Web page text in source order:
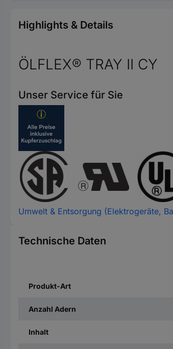
Highlights & Details
ÖLFLEX® TRAY II CY
Unser Service für Sie
Umwelt & Entsorgung (Elektrogeräte,
Technische Daten
Produkt-Art
Anzahl Adern
Inhalt